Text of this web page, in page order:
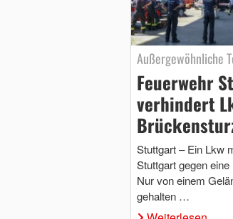
Außergewöhnliche
Feuerwehr
verhindert
Stuttgart – Ein Lkw
Stuttgart gegen
Nur von einem
gehalten …